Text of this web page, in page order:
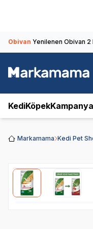
Obivan Yenilenen Obivan 2
KediKöpek
Markamama Kedi Pet